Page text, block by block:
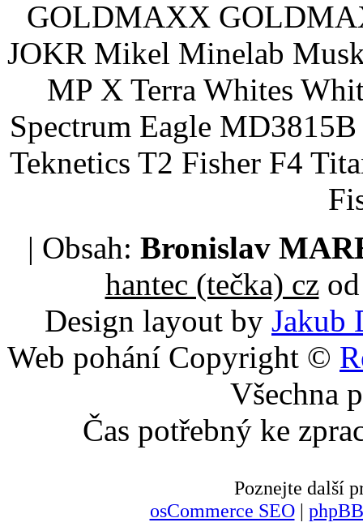
GOLDMAXX
JOKR Mikel Minelab
MP X Terra Whites
Spectrum Eagle
Teknetics T2 Fisher F4
| Obsah: Bronislav
hantec (tečka) czod
Design layout by Jakub
Web pohání Copyright ©
Všechna
Čas potřebný ke
Poznejte další
osCommerce SEO|